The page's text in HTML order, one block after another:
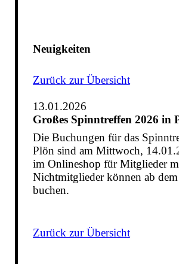
Neuigkeiten
Zurück zur Übersicht
13.01.2026
Großes Spinntreffen 2026 in
Die Buchungen für das
Plön sind am Mittwoch,
im Onlineshop für Mitglieder
Nichtmitglieder können ab
buchen.
Zurück zur Übersicht